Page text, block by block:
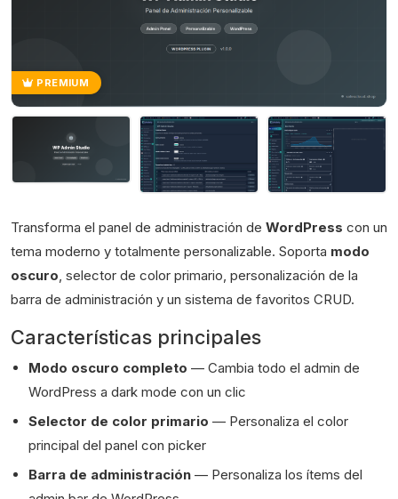
PREMIUM
Transforma el panel de administración de WordPress con un
tema moderno y totalmente personalizable. Soporta modo
oscuro, selector de color primario, personalización de la
barra de administración y un sistema de favoritos CRUD.
Características principales
Modo oscuro completo — Cambia todo el admin de
WordPress a dark mode con un clic
Selector de color primario — Personaliza el color
principal del panel con picker
Barra de administración — Personaliza los ítems del